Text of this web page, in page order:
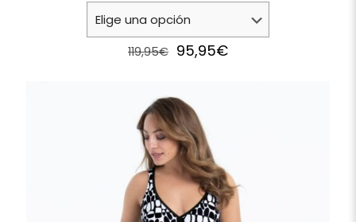
119,95€ Original
price
119,95€.
95,95€Current